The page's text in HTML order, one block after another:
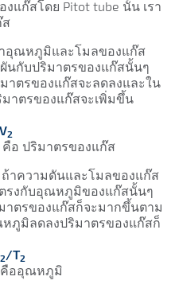
แก๊สโดย Pitot tube นั้น เรา
ส
าอุณหภูมิและโมลของแก๊ส
นกับปริมาตรของแก๊สนั้นๆ
าตรของแก๊สจะลดลงและใน
าตรของแก๊สจะเพิ่มขึ้น
V2
อ ปริมาตรของแก๊ส
ถ้าความดันและโมลของแก๊ส
รงกับอุณหภูมิของแก๊สนั้นๆ
ตรของแก๊สก็จะมากขึ้นตาม
ภูมิลดลงปริมาตรของแก๊สก็
2/T2
คืออุณหภูมิ